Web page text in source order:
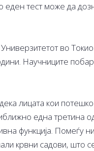
еден тест може да
во
Научниците
лицата кои
една третина
функција. Помеѓу
крвни садови, што